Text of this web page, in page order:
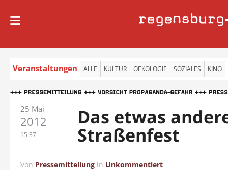
regensburg
Veranstaltungen ALLE KULTUR OEKOLOGIE SOZIALES KINO
25 Mai
2012
15:37
Das etwas
Straßenfest
Von Pressemitteilung in Unkommentiert